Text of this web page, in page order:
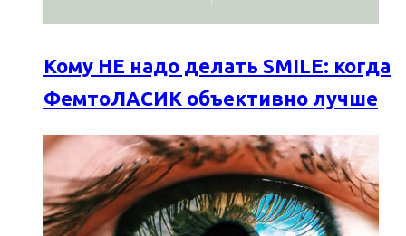
Кому НЕ надо делать SMILE: когда
ФемтоЛАСИК объективно лучше